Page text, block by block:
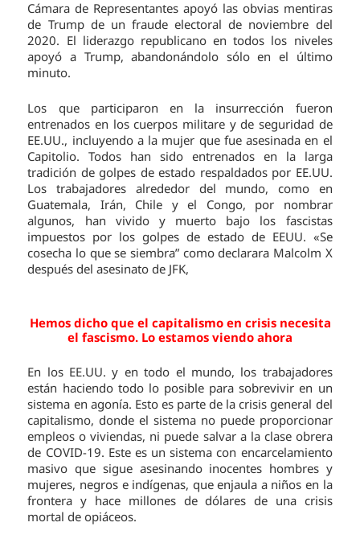
Cámara de Representantes apoyó las obvias mentiras
de Trump de un fraude electoral de noviembre del
2020. El liderazgo republicano en todos los niveles
apoyó a Trump, abandonándolo sólo en el último
minuto.
Los que participaron en la insurrección fueron
entrenados en los cuerpos militare y de seguridad de
EE.UU., incluyendo a la mujer que fue asesinada en el
Capitolio. Todos han sido entrenados en la larga
tradición de golpes de estado respaldados por EE.UU.
Los trabajadores alrededor del mundo, como en
Guatemala, Irán, Chile y el Congo, por nombrar
algunos, han vivido y muerto bajo los fascistas
impuestos por los golpes de estado de EEUU. «Se
cosecha lo que se siembra” como declarara Malcolm X
después del asesinato de JFK,
Hemos dicho que el capitalismo en crisis necesita
el fascismo. Lo estamos viendo ahora
En los EE.UU. y en todo el mundo, los trabajadores
están haciendo todo lo posible para sobrevivir en un
sistema en agonía. Esto es parte de la crisis general del
capitalismo, donde el sistema no puede proporcionar
empleos o viviendas, ni puede salvar a la clase obrera
de COVID-19. Este es un sistema con encarcelamiento
masivo que sigue asesinando inocentes hombres y
mujeres, negros e indígenas, que enjaula a niños en la
frontera y hace millones de dólares de una crisis
mortal de opiáceos.